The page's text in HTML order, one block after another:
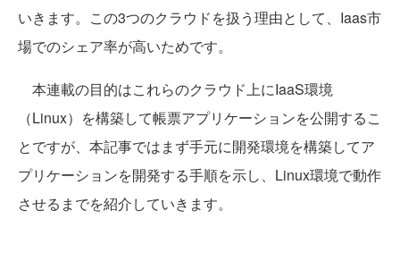
いきます。この3つのクラウドを扱う理由として、Iaas市
場でのシェア率が高いためです。
本連載の目的はこれらのクラウド上にIaaS環境
（Linux）を構築して帳票アプリケーションを公開するこ
とですが、本記事ではまず手元に開発環境を構築してア
プリケーションを開発する手順を示し、Linux環境で動作
させるまでを紹介していきます。